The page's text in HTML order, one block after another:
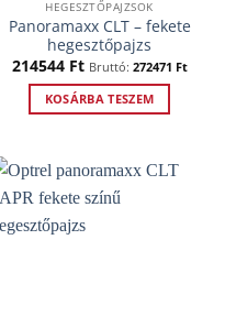
HEGESZTŐPAJZSOK
Panoramaxx CLT – fekete
hegesztőpajzs
214544 Ft Bruttó: 272471 Ft
KOSÁRBA TESZEM